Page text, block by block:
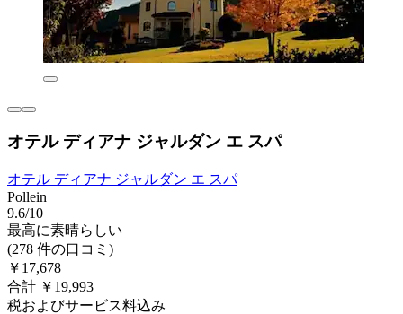
オテル ディアナ ジャルダン エ スパ
オテル ディアナ ジャルダン エ スパ
Pollein
9.6/10
最高に素晴らしい
(278 件の口コミ)
￥17,678
合計 ￥19,993
税およびサービス料込み